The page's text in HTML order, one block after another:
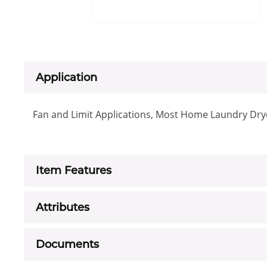
Application
Fan and Limit Applications, Most Home Laundry
Item Features
Attributes
Documents